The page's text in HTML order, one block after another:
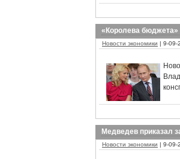
«Королева бюджета»
Новости экономики | 9-09-
Медведев приказал
Новости экономики | 9-09-